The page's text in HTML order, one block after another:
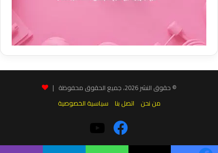
© حقوق النشر 2026، جميع الحقوق محفوظة |
من نحن
اتصل بنا سياسية الخصوصية
فيسبوك